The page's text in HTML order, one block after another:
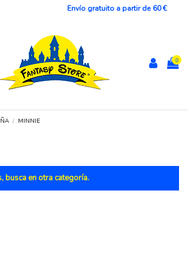
Envío gratuito a partir de 60 €
0
MINNIE
busca en otra categoría.